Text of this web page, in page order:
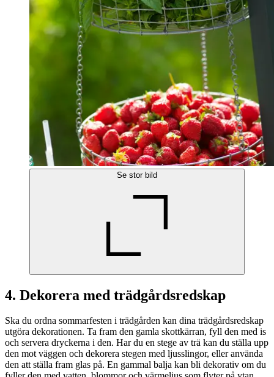
Se stor bild
4. Dekorera med trädgårdsredskap
Ska du ordna sommarfesten i trädgården kan dina trädgårdsredskap
utgöra dekorationen. Ta fram den gamla skottkärran, fyll den med is
och servera dryckerna i den. Har du en stege av trä kan du ställa upp
den mot väggen och dekorera stegen med ljusslingor, eller använda
den att ställa fram glas på. En gammal balja kan bli dekorativ om du